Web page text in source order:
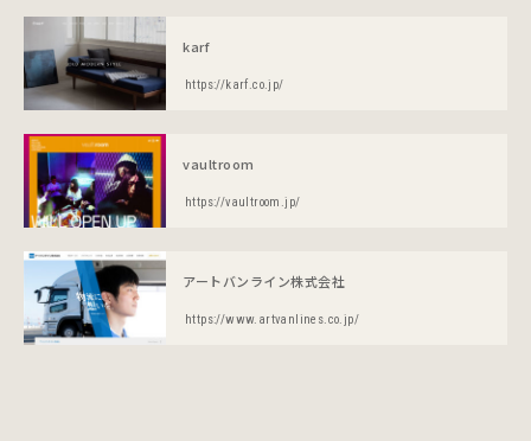
karf
https://karf.co.jp/
vaultroom
https://vaultroom.jp/
アートバンライン株式会社
https://www.artvanlines.co.jp/